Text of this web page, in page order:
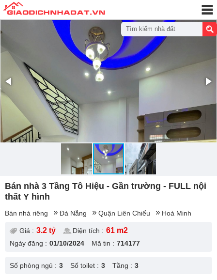
Bán nhà 3 Tầng Tô Hiệu - Gần trường - FULL nội
thất Y hình
Bán nhà riêng Đà Nẵng Quận Liên Chiểu Hoà Minh
Giá : 3.2 tỷ Diện tích : 61 m2
Ngày đăng : 01/10/2024 Mã tin : 714177
Số phòng ngủ : 3 Số toilet : 3 Tầng : 3
Tìm kiếm nhà đất